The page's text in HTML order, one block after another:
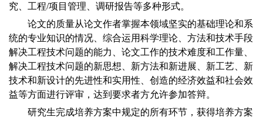
究、工程/项目管理、调研报告等多种形式。
论文的质量从论文作者掌握本领域坚实的基础理论和系
统的专业知识的情况、综合运用科学理论、方法和技术手段
解决工程技术问题的能力、论文工作的技术难度和工作量、
解决工程技术问题的新思想、新方法和新进展、新工艺、新
技术和新设计的先进性和实用性、创造的经济效益和社会效
益等方面进行评审，达到要求者方允许参加答辩。
研究生完成培养方案中规定的所有环节，获得培养方案